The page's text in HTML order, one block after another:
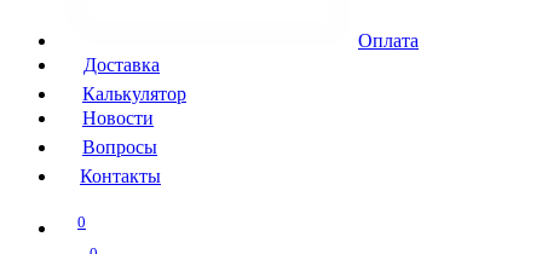
Оплата
Доставка
Калькулятор
Новости
Вопросы
Контакты
0